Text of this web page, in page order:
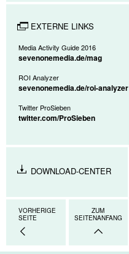
EXTERNE LINKS
Media Activity Guide 2016
sevenonemedia.de/mag
ROI Analyzer
sevenonemedia.de/roi-analyzer
Twitter ProSieben
twitter.com/ProSieben
DOWNLOAD-CENTER
VORHERIGE
SEITE
ZUM
SEITENANFANG